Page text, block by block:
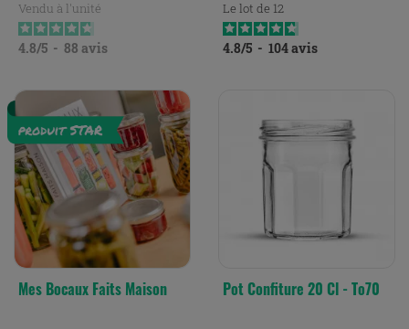
Vendu à l'unité
4.8/5 - 88 avis
Le lot de 12
4.8/5 - 104avis
Mes Bocaux Faits Maison Pot Confiture 20 Cl - To70